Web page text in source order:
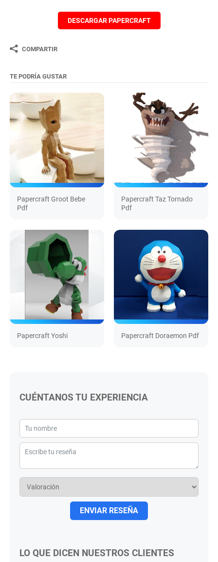
DESCARGAR PAPERCRAFT
COMPARTIR
TE PODRÍA GUSTAR
Papercraft Groot Bebe
Pdf
Papercraft Taz Tornado
Pdf
Papercraft Yoshi Papercraft Doraemon Pdf
CUÉNTANOS TU EXPERIENCIA
ENVIAR RESEÑA
LO QUE DICEN NUESTROS CLIENTES